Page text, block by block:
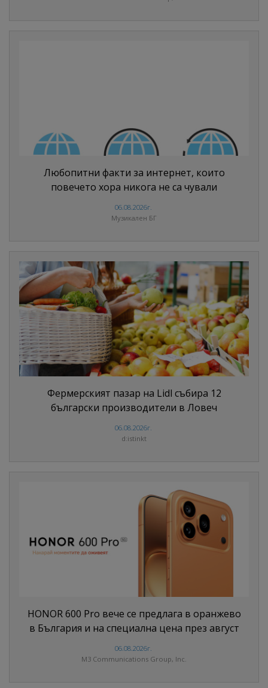
Любопитни факти за интернет, които
повечето хора никога не са чували
06.08.2026г.
Музикален БГ
Фермерският пазар на Lidl събира 12
български производители в Ловеч
06.08.2026г.
d:istinkt
HONOR 600 Pro вече се предлага в оранжево
в България и на специална цена през август
06.08.2026г.
M3 Communications Group, Inc.